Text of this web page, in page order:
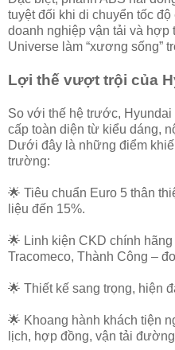
tuyệt đối khi di chuyển tốc
doanh nghiệp vận tải và hợp
Universe làm “xương sống”
Lợi thế vượt trội của
So với thế hệ trước,
cấp toàn diện từ kiểu dáng,
Dưới đây là những điểm
trường:
🌟 Tiêu chuẩn Euro 5 thân
liệu đến 15%.
🌟 Linh kiện CKD chính
Tracomeco, Thành Công –
🌟 Thiết kế sang trọng, hiện
🌟 Khoang hành khách tiện
lịch, hợp đồng, vận tải